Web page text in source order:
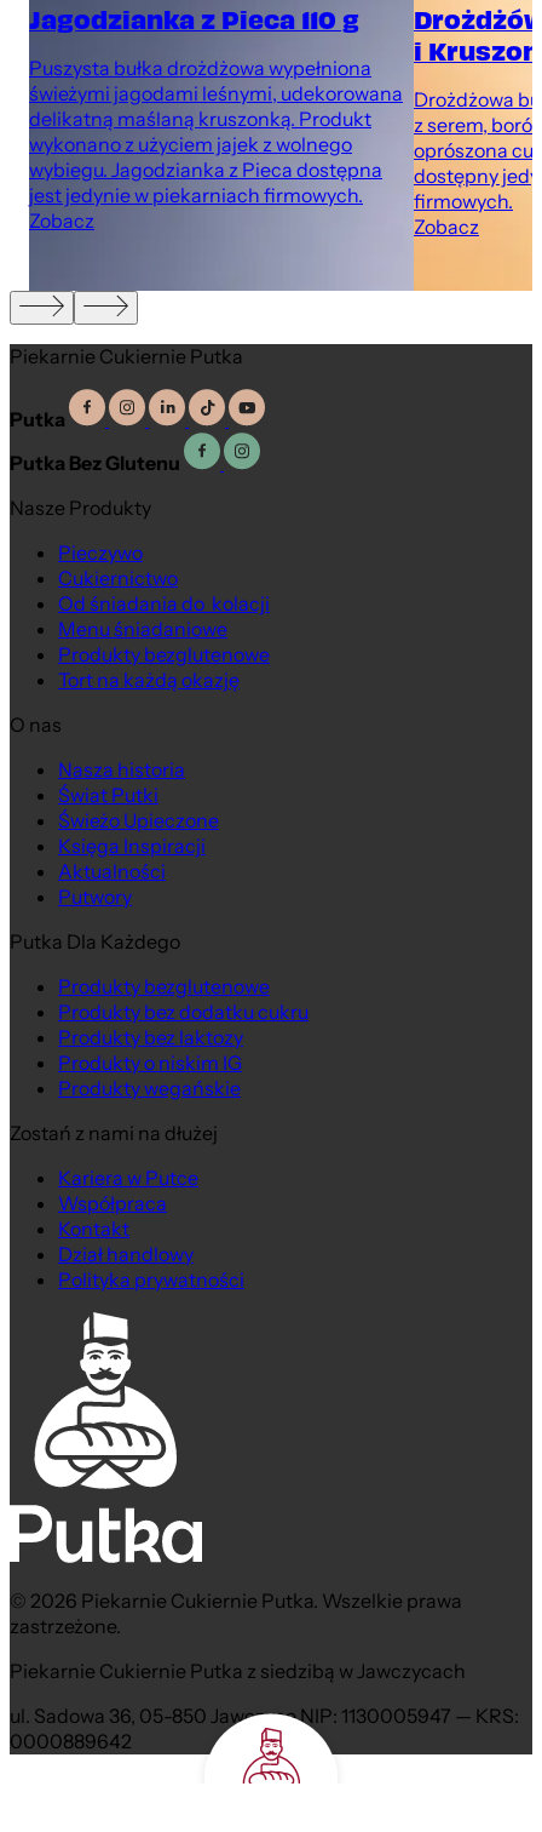
Jagodzianka z Pieca 110 g
Puszysta bułka drożdżowa wypełniona
świeżymi jagodami leśnymi, udekorowana
delikatną maślaną kruszonką. Produkt
wykonano z użyciem jajek z wolnego
wybiegu. Jagodzianka z Pieca dostępna
jest jedynie w piekarniach firmowych.
Zobacz
i
Drożdżowa
z serem,
oprószona
dostępny
firmowych.
Zobacz
Piekarnie Cukiernie Putka
Putka
Putka Bez Glutenu
Nasze Produkty
Pieczywo
Cukiernictwo
Od śniadania do kolacji
Menu śniadaniowe
Produkty bezglutenowe
Tort na każdą okazję
O nas
Nasza historia
Świat Putki
Świeżo Upieczone
Księga Inspiracji
Aktualności
Putwory
Putka Dla Każdego
Produkty bezglutenowe
Produkty bez dodatku cukru
Produkty bez laktozy
Produkty o niskim IG
Produkty wegańskie
Zostań z nami na dłużej
Kariera w Putce
Współpraca
Kontakt
Dział handlowy
Polityka prywatności
© 2026 Piekarnie Cukiernie Putka. Wszelkie prawa
zastrzeżone.
Piekarnie Cukiernie Putka z siedzibą w Jawczycach
ul. Sadowa 36, 05-850 Jawczyce NIP: 1130005947 — KRS:
0000889642